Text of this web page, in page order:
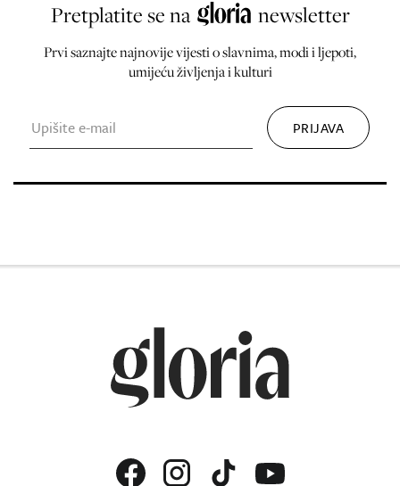
Pretplatite se na newsletter
Prvi saznajte najnovije vijesti o slavnima, modi i ljepoti,
umijeću življenja i kulturi